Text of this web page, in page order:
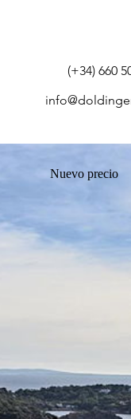
(+34) 660
Nuevo precio